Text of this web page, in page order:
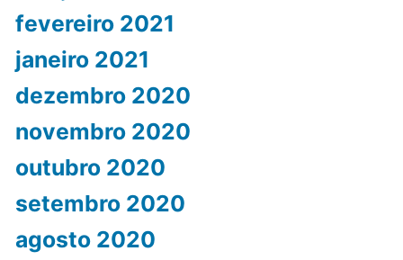
fevereiro 2021
janeiro 2021
dezembro 2020
novembro 2020
outubro 2020
setembro 2020
agosto 2020